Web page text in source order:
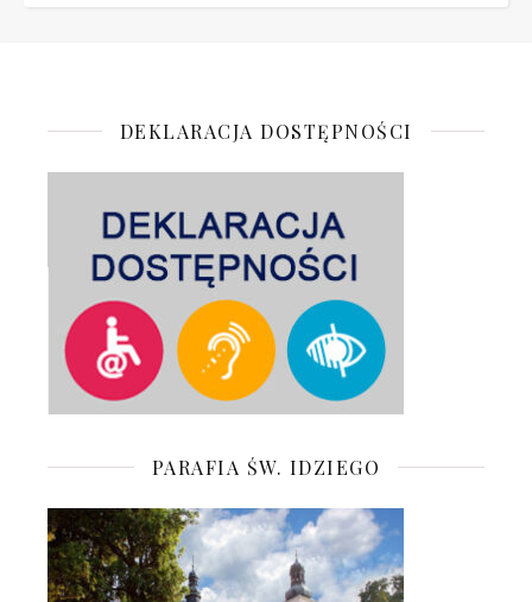
DEKLARACJA DOSTĘPNOŚCI
PARAFIA ŚW. IDZIEGO